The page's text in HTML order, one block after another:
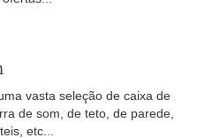
vasta seleção de caixa de
de som, de teto, de parede,
etc...